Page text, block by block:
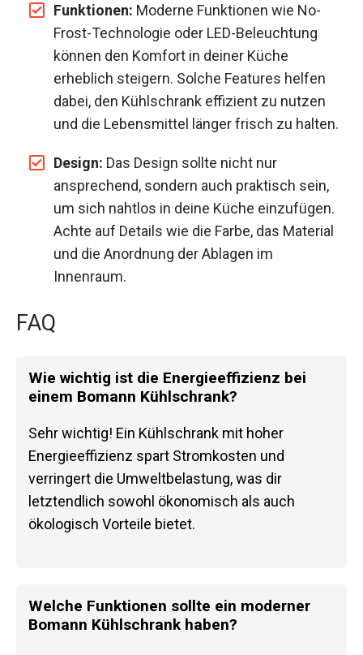
Funktionen: Moderne Funktionen wie No-
Frost-Technologie oder LED-Beleuchtung
können den Komfort in deiner Küche
erheblich steigern. Solche Features helfen
dabei, den Kühlschrank effizient zu nutzen
und die Lebensmittel länger frisch zu halten.
Design: Das Design sollte nicht nur
ansprechend, sondern auch praktisch sein,
um sich nahtlos in deine Küche einzufügen.
Achte auf Details wie die Farbe, das Material
und die Anordnung der Ablagen im
Innenraum.
FAQ
Wie wichtig ist die Energieeffizienz bei
einem Bomann Kühlschrank?
Sehr wichtig! Ein Kühlschrank mit hoher
Energieeffizienz spart Stromkosten und
verringert die Umweltbelastung, was dir
letztendlich sowohl ökonomisch als auch
ökologisch Vorteile bietet.
Welche Funktionen sollte ein moderner
Bomann Kühlschrank haben?